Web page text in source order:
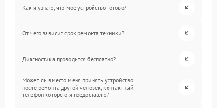
Как я узнаю, что мое устройство готово?
От чего зависит срок ремонта техники?
Диагностика проводится бесплатно?
Может ли вместо меня принять устройство
после ремонта другой человек, контактный
телефон которого я предоставлю?